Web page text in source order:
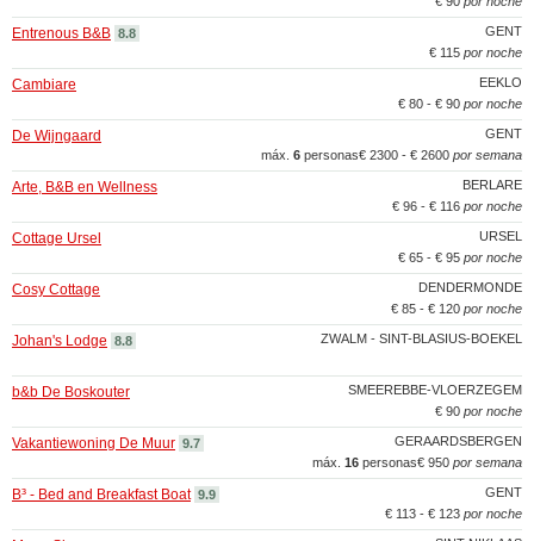
GENT
Entrenous B&B 8.8
€ 115 por noche
EEKLO
Cambiare
€ 80 - € 90 por noche
GENT
De Wijngaard
€ 2300 - € 2600 por semana
máx. 6 personas
BERLARE
Arte, B&B en Wellness
€ 96 - € 116 por noche
URSEL
Cottage Ursel
€ 65 - € 95 por noche
DENDERMONDE
Cosy Cottage
€ 85 - € 120 por noche
ZWALM - SINT-BLASIUS-BOEKEL
Johan's Lodge 8.8
SMEEREBBE-VLOERZEGEM
b&b De Boskouter
€ 90 por noche
GERAARDSBERGEN
Vakantiewoning De Muur 9.7
€ 950 por semana
máx. 16 personas
GENT
B³ - Bed and Breakfast Boat 9.9
€ 113 - € 123 por noche